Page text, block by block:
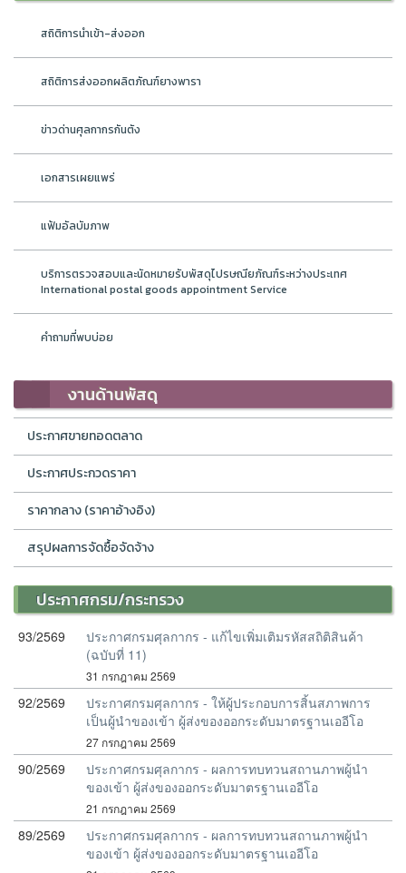
สถิติการนำเข้า-ส่งออก
สถิติการส่งออกผลิตภัณฑ์ยางพารา
ข่าวด่านศุลกากรกันตัง
เอกสารเผยแพร่
แฟ้มอัลบัมภาพ
บริการตรวจสอบและนัดหมายรับพัสดุไปรษณียภัณฑ์ระหว่างประเทศ
International postal goods appointment Service
คำถามที่พบบ่อย
งานด้านพัสดุ
ประกาศขายทอดตลาด
ประกาศประกวดราคา
ราคากลาง (ราคาอ้างอิง)
สรุปผลการจัดซื้อจัดจ้าง
ประกาศกรม/กระทรวง
93/2569
ประกาศกรมศุลกากร - แก้ไขเพิ่มเติมรหัสสถิติสินค้า
(ฉบับที่ 11)
31 กรกฎาคม 2569
92/2569
ประกาศกรมศุลกากร - ให้ผู้ประกอบการสิ้นสภาพการ
เป็นผู้นำของเข้า ผู้ส่งของออกระดับมาตรฐานเออีโอ
27 กรกฎาคม 2569
90/2569
ประกาศกรมศุลกากร - ผลการทบทวนสถานภาพผู้นำ
ของเข้า ผู้ส่งของออกระดับมาตรฐานเออีโอ
21 กรกฎาคม 2569
89/2569
ประกาศกรมศุลกากร - ผลการทบทวนสถานภาพผู้นำ
ของเข้า ผู้ส่งของออกระดับมาตรฐานเออีโอ